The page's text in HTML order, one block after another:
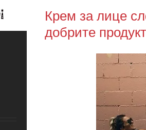
Крем за лице
добрите